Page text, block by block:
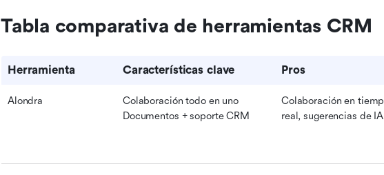
Tabla comparativa de herramientas CRM
Herramienta Características clave Pros
Alondra
Colaboración todo en uno
Documentos + soporte CRM
Colaboración en
real, sugerencias de IA